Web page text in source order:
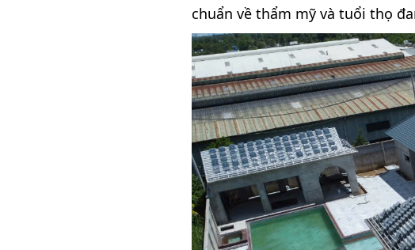
chuẩn về thẩm mỹ và tuổi thọ